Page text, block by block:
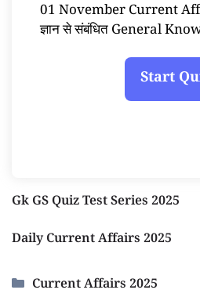
01 November Current
ज्ञान से संबंधित General
Gk GS Quiz Test Series 2025
Daily Current Affairs 2025
Categories
Current Affairs 2025